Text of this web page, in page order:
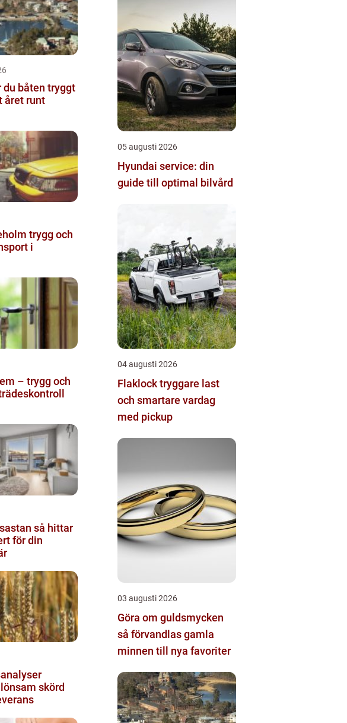
du båten tryggt
året runt
och
i
– trygg och
så hittar
för din
skörd
05 augusti 2026
Hyundai service: din
guide till optimal bilvård
04 augusti 2026
Flaklock tryggare last
och smartare vardag
med pickup
03 augusti 2026
Göra om guldsmycken
så förvandlas gamla
minnen till nya favoriter